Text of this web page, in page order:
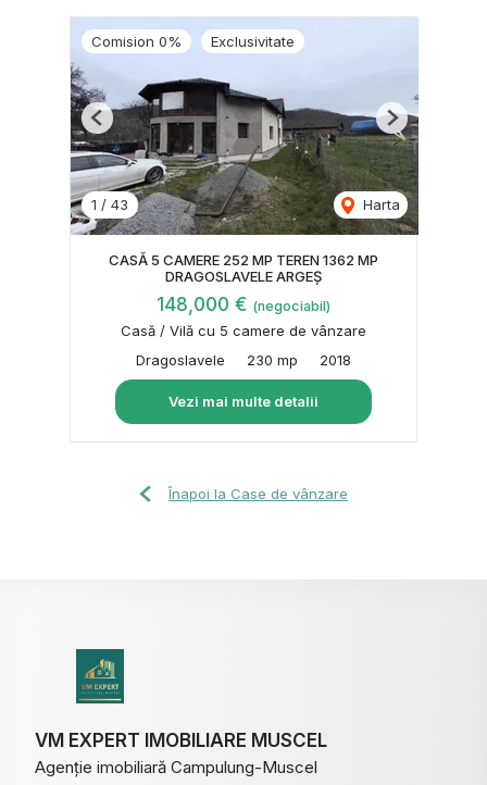
Comision 0% Exclusivitate
1 / 43 Harta
Previous Next
CASĂ 5 CAMERE 252 MP TEREN 1362 MP
DRAGOSLAVELE ARGEȘ
148,000 € (negociabil)
Casă / Vilă cu 5 camere de vânzare
Dragoslavele
230 mp 2018
Vezi mai multe detalii
Înapoi la Case de vânzare
VM EXPERT IMOBILIARE MUSCEL
Agenție imobiliară Campulung-Muscel